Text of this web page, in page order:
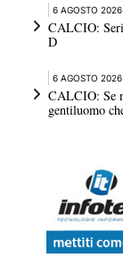
6 AGOSTO 2026
CALCIO:
D
6 AGOSTO 2026
CALCIO: Se
gentiluomo